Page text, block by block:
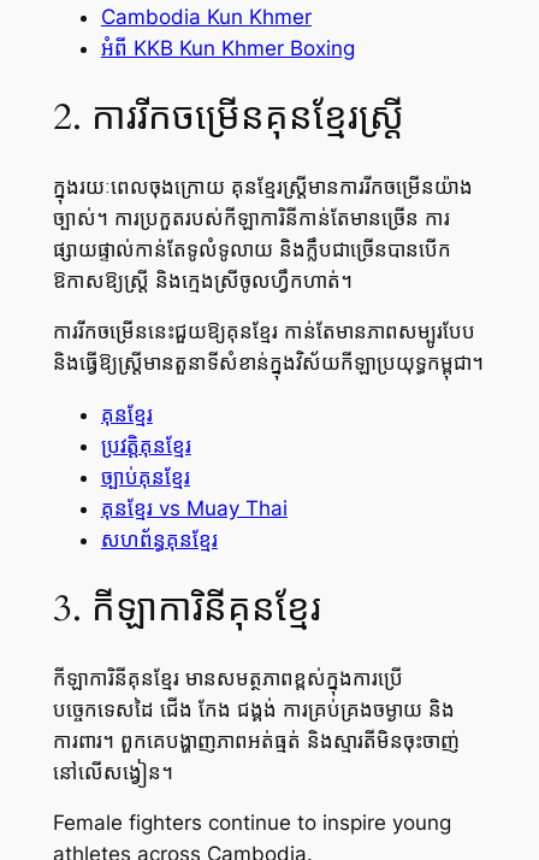
Cambodia Kun Khmer
អំពី KKB Kun Khmer Boxing
2. ការរីកចម្រើនគុនខ្មែរស្ត្រី
ក្នុងរយៈពេលចុងក្រោយ គុនខ្មែរស្ត្រីមានការរីកចម្រើនយ៉ាង
ច្បាស់។ ការប្រកួតរបស់កីឡាការិនីកាន់តែមានច្រើន ការ
ផ្សាយផ្ទាល់កាន់តែទូលំទូលាយ និងក្លឹបជាច្រើនបានបើក
ឱកាសឱ្យស្ត្រី និងក្មេងស្រីចូលហ្វឹកហាត់។
ការរីកចម្រើននេះជួយឱ្យគុនខ្មែរ កាន់តែមានភាពសម្បូរបែប
និងធ្វើឱ្យស្ត្រីមានតួនាទីសំខាន់ក្នុងវិស័យកីឡាប្រយុទ្ធកម្ពុជា។
គុនខ្មែរ
ប្រវត្តិគុនខ្មែរ
ច្បាប់គុនខ្មែរ
គុនខ្មែរ vs Muay Thai
សហព័ន្ធគុនខ្មែរ
3. កីឡាការិនីគុនខ្មែរ
កីឡាការិនីគុនខ្មែរ មានសមត្ថភាពខ្ពស់ក្នុងការប្រើ
បច្ចេកទេសដៃ ជើង កែង ជង្គង់ ការគ្រប់គ្រងចម្ងាយ និង
ការពារ។ ពួកគេបង្ហាញភាពអត់ធ្មត់ និងស្មារតីមិនចុះចាញ់
នៅលើសង្វៀន។
Female fighters continue to inspire young
athletes across Cambodia.